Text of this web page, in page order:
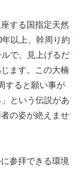
する国指定天然
以上、幹周り約
で、見上げるだ
ます。この大楠
すると願い事が
という伝説があ
の姿が絶えませ
参拝できる環境